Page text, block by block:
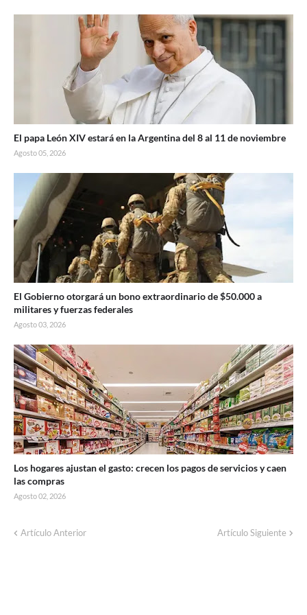
El papa León XIV estará en la Argentina del 8 al 11 de noviembre
Agosto 05, 2026
El Gobierno otorgará un bono extraordinario de $50.000 a
militares y fuerzas federales
Agosto 03, 2026
Los hogares ajustan el gasto: crecen los pagos de servicios y caen
las compras
Agosto 02, 2026
Artículo Anterior Artículo Siguiente